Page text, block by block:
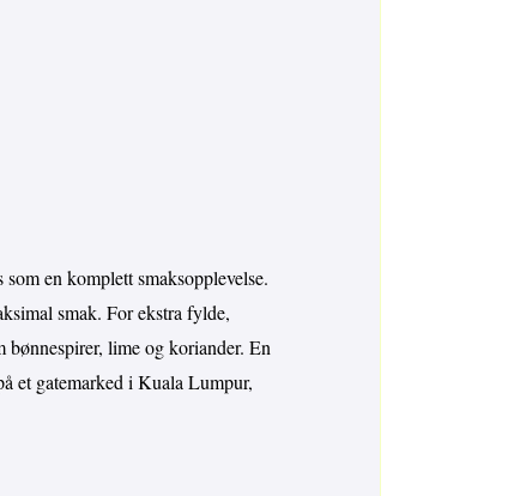
en komplett smaksopplevelse.
smak. For ekstra fylde,
lime og koriander. En
et gatemarked i Kuala Lumpur,